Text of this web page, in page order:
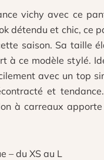
vichy avec ce
détendu et chic, ce
saison. Sa taille
à ce modèle stylé.
avec un top
et
à carreaux
– du XS au L